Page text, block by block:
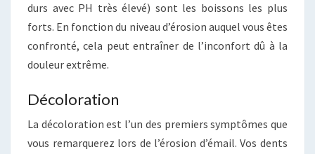
durs avec PH très élevé) sont les boissons les plus
forts. En fonction du niveau d’érosion auquel vous êtes
confronté, cela peut entraîner de l’inconfort dû à la
douleur extrême.
Décoloration
La décoloration est l’un des premiers symptômes que
vous remarquerez lors de l’érosion d’émail. Vos dents